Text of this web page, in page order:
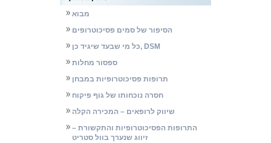
מבוא
הסיפור של סמים פסיכוטרופים
כל מי שבעד שיגיד כן, DSM
ספסור מחלות
תרופות פסיכוטרופיות במבחן
חסרה נוכחותו של גוף פיקוח
שיווק לרופאים – המכירה הקלה
התרופות הפסיכוטרופיות והתקשורת –
זיווג שנערך בוול סטריט